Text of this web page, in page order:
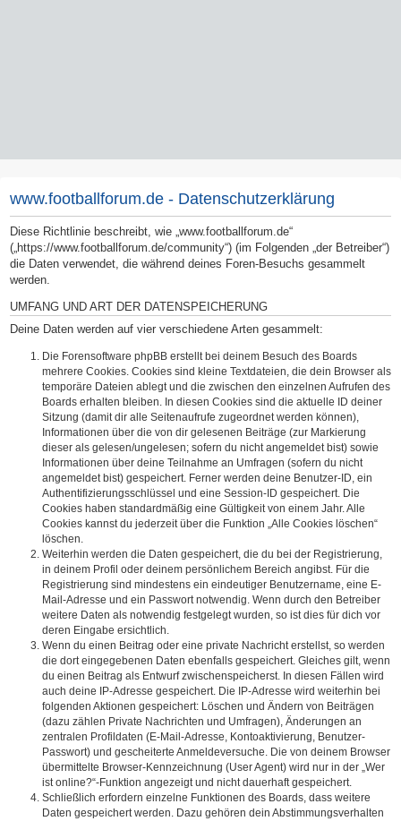
www.footballforum.de - Datenschutzerklärung
Diese Richtlinie beschreibt, wie „www.footballforum.de“
(„https://www.footballforum.de/community“) (im Folgenden „der Betreiber“)
die Daten verwendet, die während deines Foren-Besuchs gesammelt
werden.
UMFANG UND ART DER DATENSPEICHERUNG
Deine Daten werden auf vier verschiedene Arten gesammelt:
Die Forensoftware phpBB erstellt bei deinem Besuch des Boards
mehrere Cookies. Cookies sind kleine Textdateien, die dein Browser als
temporäre Dateien ablegt und die zwischen den einzelnen Aufrufen des
Boards erhalten bleiben. In diesen Cookies sind die aktuelle ID deiner
Sitzung (damit dir alle Seitenaufrufe zugeordnet werden können),
Informationen über die von dir gelesenen Beiträge (zur Markierung
dieser als gelesen/ungelesen; sofern du nicht angemeldet bist) sowie
Informationen über deine Teilnahme an Umfragen (sofern du nicht
angemeldet bist) gespeichert. Ferner werden deine Benutzer-ID, ein
Authentifizierungsschlüssel und eine Session-ID gespeichert. Die
Cookies haben standardmäßig eine Gültigkeit von einem Jahr. Alle
Cookies kannst du jederzeit über die Funktion „Alle Cookies löschen“
löschen.
Weiterhin werden die Daten gespeichert, die du bei der Registrierung,
in deinem Profil oder deinem persönlichem Bereich angibst. Für die
Registrierung sind mindestens ein eindeutiger Benutzername, eine E-
Mail-Adresse und ein Passwort notwendig. Wenn durch den Betreiber
weitere Daten als notwendig festgelegt wurden, so ist dies für dich vor
deren Eingabe ersichtlich.
Wenn du einen Beitrag oder eine private Nachricht erstellst, so werden
die dort eingegebenen Daten ebenfalls gespeichert. Gleiches gilt, wenn
du einen Beitrag als Entwurf zwischenspeicherst. In diesen Fällen wird
auch deine IP-Adresse gespeichert. Die IP-Adresse wird weiterhin bei
folgenden Aktionen gespeichert: Löschen und Ändern von Beiträgen
(dazu zählen Private Nachrichten und Umfragen), Änderungen an
zentralen Profildaten (E-Mail-Adresse, Kontoaktivierung, Benutzer-
Passwort) und gescheiterte Anmeldeversuche. Die von deinem Browser
übermittelte Browser-Kennzeichnung (User Agent) wird nur in der „Wer
ist online?“-Funktion angezeigt und nicht dauerhaft gespeichert.
Schließlich erfordern einzelne Funktionen des Boards, dass weitere
Daten gespeichert werden. Dazu gehören dein Abstimmungsverhalten